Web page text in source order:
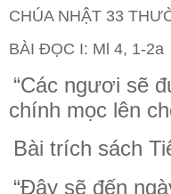
CHÚA NHẬT 33
BÀI ĐỌC I: Ml 4, 1-2a
“Các ngươi sẽ
chính mọc lên
Bài trích sách
“Đây sẽ đến